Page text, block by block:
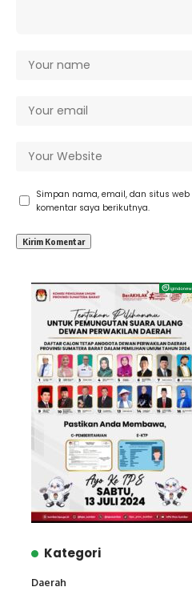
Simpan nama, email, dan situs
komentar saya berikutnya.
Kategori
Daerah